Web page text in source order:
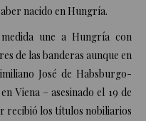
nacido en Hungría.
une a Hungría con
de las banderas aunque en
José de Habsburgo-
Viena – asesinado el 19 de
recibió los títulos nobiliarios